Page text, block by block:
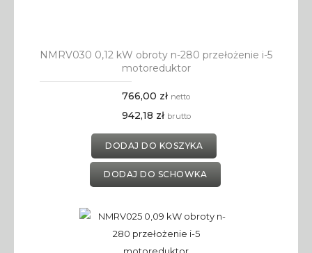
NMRV030 0,12 kW obroty n-280 przełożenie i-5
motoreduktor
766,00 zł netto
942,18 zł brutto
DODAJ DO KOSZYKA
DODAJ DO SCHOWKA